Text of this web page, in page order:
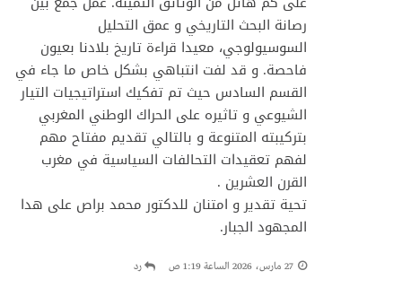
رصانة البحث التاريخي و عمق التحليل
السوسيولوجي، معيدا قراءة تاريخ بلادنا بعيون
فاحصة. و قد لفت انتباهي بشكل خاص ما جاء في
القسم السادس حيث تم تفكيك استراتيجيات التيار
الشيوعي و تاثيره على الحراك الوطني المغربي
بتركيبته المتنوعة و بالتالي تقديم مفتاح مهم
لفهم تعقيدات التحالفات السياسية في مغرب
القرن العشرين .
تحية تقدير و امتنان للدكتور محمد براص على هدا
المجهود الجبار.
27 مارس، 2026 الساعة 1:19 ص رد